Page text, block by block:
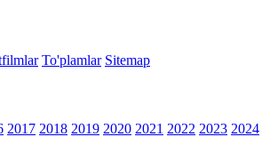
To'plamlar Sitemap
2017 2018 2019 2020 2021 2022 2023 2024